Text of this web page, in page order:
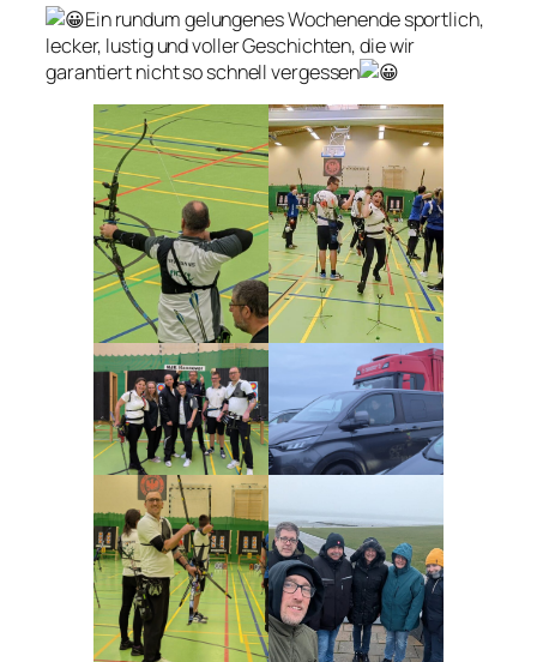
Ein rundum gelungenes Wochenende sportlich,
lecker, lustig und voller Geschichten, die wir
garantiert nicht so schnell vergessen